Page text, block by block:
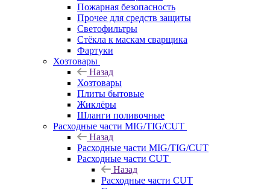
Пожарная безопасность
Прочее для средств защиты
Светофильтры
Стёкла к маскам сварщика
Фартуки
Хозтовары
Назад
Хозтовары
Плиты бытовые
Жиклёры
Шланги поливочные
Расходные части MIG/TIG/CUT
Назад
Расходные части MIG/TIG/CUT
Расходные части CUT
Назад
Расходные части CUT